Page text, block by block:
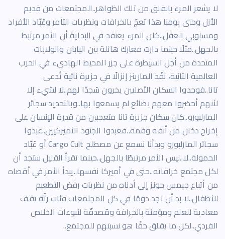
لا يشعر المرء بالقلق من تلك الظواهر..المجتمعات من قديم
الأزل وحتى يومنا هذا تعجّ بالخرافات ونظريات التآمر وعُبّاد الأفراد
ومسلوبي العقل..كان المرء يعتقد في البداية أن الأمر مرتبط
بالجهل..مثلًا حينما دارت معارك هائلة بين اليابان والولايات
المتحدة من أجل السيطرة على جزر المحيط الهاديء في الحرب
العالمية الثانية، نفّذ المارينز إنزالًا في جزيرة نائية تُدعى
تانا..فوجدوا السكان الأصليين يخرون سًجدّا لهم..لا لشيء إلا
لأنهم أحضروا معهم بضائع لم يسمعوا بها..وبالتحديد سجائر
المارلبورو..كان سكان جزيرة تانا متعجبين من قدرة الإنسان على
إخراج دخان من أنفه وفمه..فعبدوا الجنود الأميركيين..عبدوا
سجائر المارلبورو وبدأنا نسمع عن مصطلح Cargo Cult أو عُبّاد
الحمولة..لا..ليس الأمر مرتبطًا بالجهل..حينما تقرأ القليل ستجد أن
لكل مجتمع خرافاته..حتى في أميركا نفسها..يبدأ الأمر في أقصاه
من أتباع جيمس جونز إلى أدناه من نظريات رفض التطعيم
للأطفال..لا بد أن تجد دومًا في كل المجتمعات فئات رثّة تقف
معادية للعلم ومؤمنة بالخرافة ومُصدقّة لنبوءات الخلاص
الفردي..لكن ما يقلق حقًا هو نسبتهم للمجتمع..